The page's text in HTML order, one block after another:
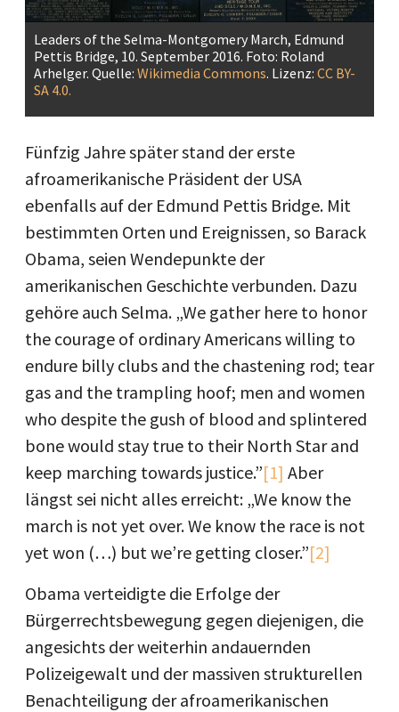
Leaders of the Selma-Montgomery March, Edmund
Pettis Bridge, 10. September 2016. Foto: Roland
Arhelger. Quelle: Wikimedia Commons. Lizenz: CC BY-
SA 4.0.
Fünfzig Jahre später stand der erste
afroamerikanische Präsident der USA
ebenfalls auf der Edmund Pettis Bridge. Mit
bestimmten Orten und Ereignissen, so Barack
Obama, seien Wendepunkte der
amerikanischen Geschichte verbunden. Dazu
gehöre auch Selma. „We gather here to honor
the courage of ordinary Americans willing to
endure billy clubs and the chastening rod; tear
gas and the trampling hoof; men and women
who despite the gush of blood and splintered
bone would stay true to their North Star and
keep marching towards justice.”[1] Aber
längst sei nicht alles erreicht: „We know the
march is not yet over. We know the race is not
yet won (…) but we’re getting closer.”[2]
Obama verteidigte die Erfolge der
Bürgerrechtsbewegung gegen diejenigen, die
angesichts der weiterhin andauernden
Polizeigewalt und der massiven strukturellen
Benachteiligung der afroamerikanischen